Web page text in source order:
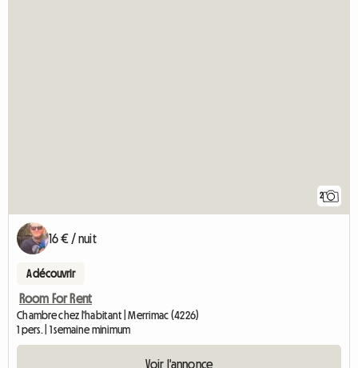
2
16 € / nuit
A découvrir
Room For Rent
Chambre chez l'habitant | Merrimac (4226)
1 pers. | 1 semaine minimum
Voir l'annonce